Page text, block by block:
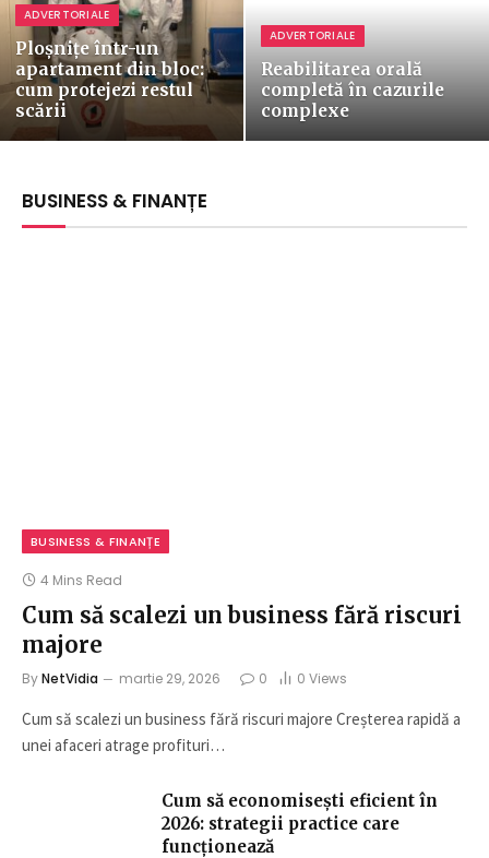
ADVERTORIALE
Ploșnițe într-un
apartament din bloc:
cum protejezi restul
scării
ADVERTORIALE
Reabilitarea orală
completă în cazurile
complexe
BUSINESS & FINANȚE
BUSINESS & FINANȚE
4 Mins Read
Cum să scalezi un business fără riscuri
majore
ByNetVidia martie 29, 2026 0 0 Views
Cum să scalezi un business fără riscuri majore Creșterea rapidă a
unei afaceri atrage profituri…
Cum să economisești eficient în
2026: strategii practice care
funcționează